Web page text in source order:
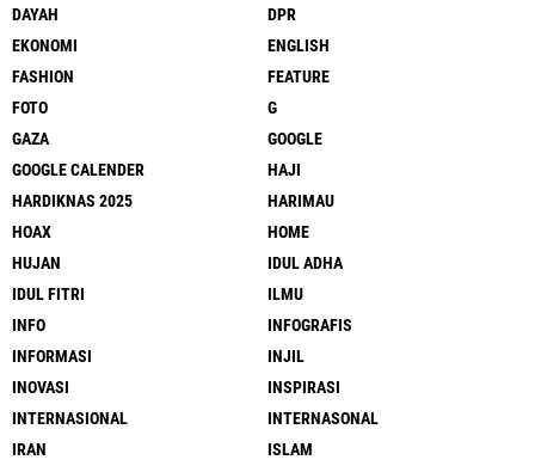
DAYAH
DPR
EKONOMI
ENGLISH
FASHION
FEATURE
FOTO
G
GAZA
GOOGLE
GOOGLE CALENDER
HAJI
HARDIKNAS 2025
HARIMAU
HOAX
HOME
HUJAN
IDUL ADHA
IDUL FITRI
ILMU
INFO
INFOGRAFIS
INFORMASI
INJIL
INOVASI
INSPIRASI
INTERNASIONAL
INTERNASONAL
IRAN
ISLAM